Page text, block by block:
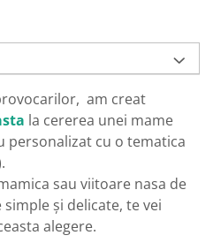
am creat
la cererea unei mame
personalizat cu o tematica
sau viitoare nasa de
și delicate, te vei
alegere.